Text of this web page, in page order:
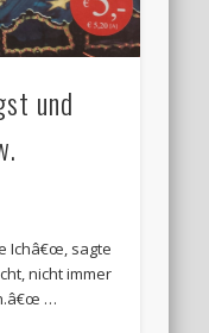
und
Ichâ€œ, sagte
nicht immer
…